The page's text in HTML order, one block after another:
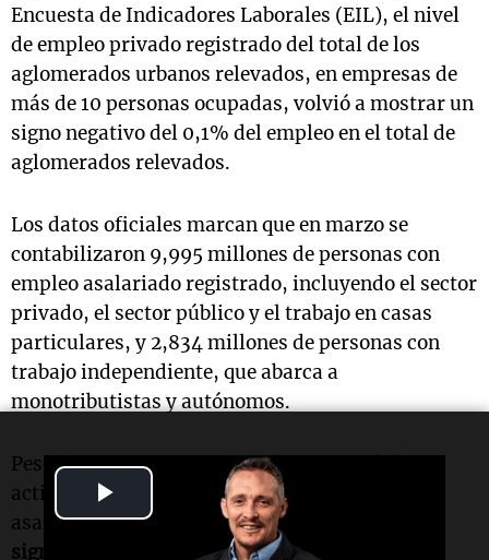
Encuesta de Indicadores Laborales (EIL), el nivel
de empleo privado registrado del total de los
aglomerados urbanos relevados, en empresas de
más de 10 personas ocupadas, volvió a mostrar un
signo negativo del 0,1% del empleo en el total de
aglomerados relevados.
Los datos oficiales marcan que en marzo se
contabilizaron 9,995 millones de personas con
empleo asalariado registrado, incluyendo el sector
privado, el sector público y el trabajo en casas
particulares, y 2,834 millones de personas con
trabajo independiente, que abarca a
monotributistas y autónomos.
Pese a que marzo es un mes de reinicio de las
actividades luego de las vacaciones, el empleo
asalariado registrado mostró una
signo negativo del 0,1%en comparación con el